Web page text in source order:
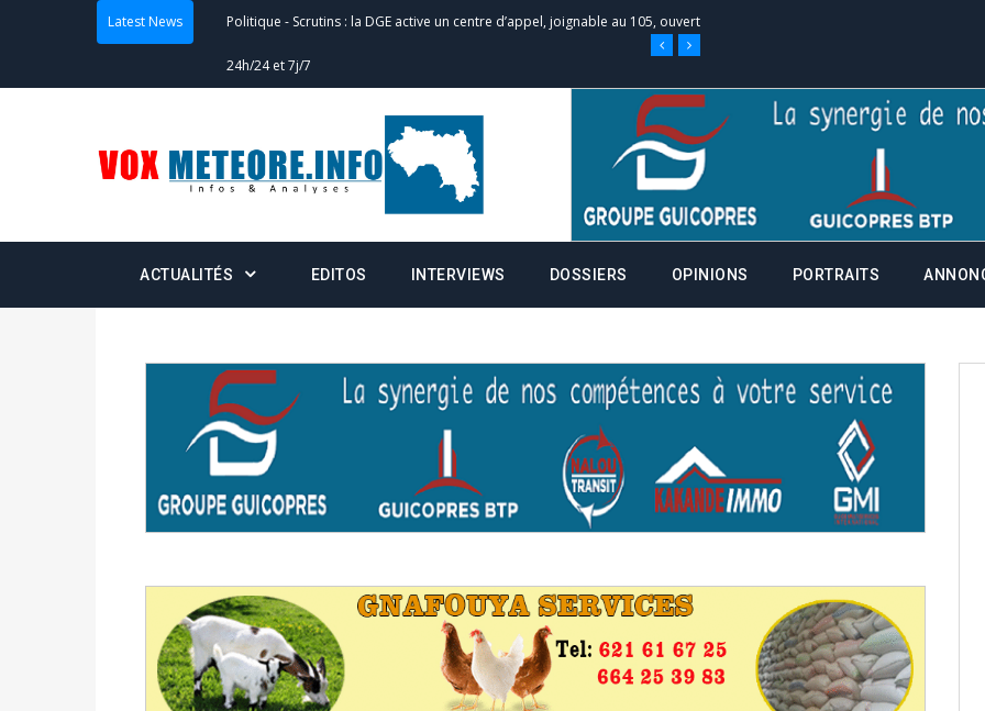
Latest News Politique - Scrutins : la DGE active un centre d’appel, joignable au 105, ouvert
24h/24 et 7j/7
Double scrutin du 31 mai : fin des campagnes ce jeudi 28 mai à
minuit
Actualités - Communiqué relatif à la délivrance de la fiche de procuration
Politique-Convocation des membres des Commissions Administratives de
Centralisation des Votes (CACV) à une prestation de serment et à une
Politique Candidats : désignez vos représentants aux CACV (centralisation
des votes) avant le 16 mai à 16h
Politique Double scrutin du 31 mai : retrait des cartes d’électeurs possible
du 16 au 31 mai 2026
avant le 16 mai 2026 à 16h
Politique-Proclamation des résultats globaux provisoires et des
statistiques des législatives et communales : ce 4 juin à 18h
ACTUALITÉS EDITOS INTERVIEWS DOSSIERS OPINIONS PORTRAITS